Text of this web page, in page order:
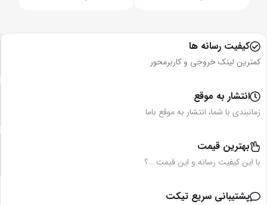
کیفیت رسانه ها
کمترین لینک خروجی و کاربرمحور
انتشار به موقع
زمانبندی با شما، انتشار به موقع باما
بهترین قیمت
با این کیفیت رسانه و این قیمت …؟
پشتیبانی سریع تیکت